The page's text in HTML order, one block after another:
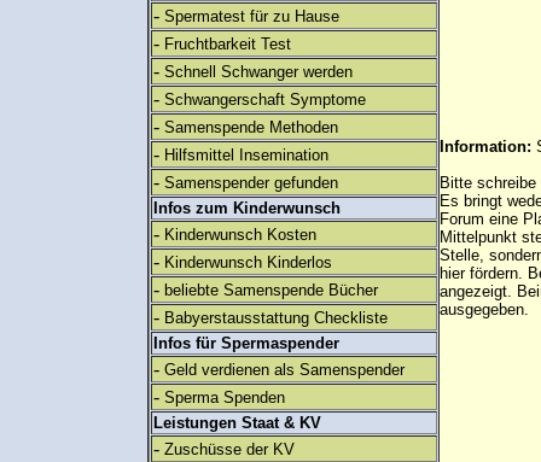
- Spermatest für zu Hause
- Fruchtbarkeit Test
- Schnell Schwanger werden
- Schwangerschaft Symptome
- Samenspende Methoden
- Hilfsmittel Insemination
- Samenspender gefunden
Infos zum Kinderwunsch
- Kinderwunsch Kosten
- Kinderwunsch Kinderlos
- beliebte Samenspende Bücher
- Babyerstausstattung Checkliste
Infos für Spermaspender
- Geld verdienen als Samenspender
- Sperma Spenden
Leistungen Staat & KV
- Zuschüsse der KV
Information:
Bitte
Es bringt
Forum eine
Mittelpunkt
Stelle,
hier fördern.
angezeigt.
ausgegeben.